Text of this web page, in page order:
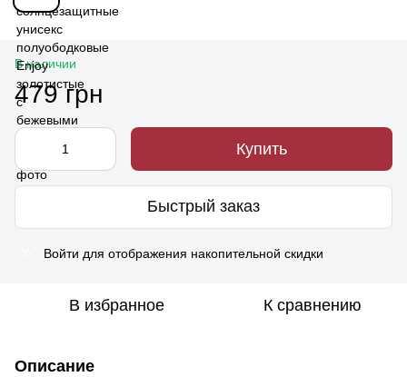
В наличии
479 грн
Купить
Быстрый заказ
Войти для отображения накопительной скидки
В избранное К сравнению
Описание